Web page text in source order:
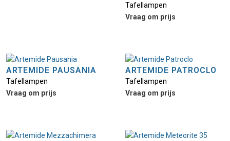
Tafellampen
Vraag om prijs
ARTEMIDE PAUSANIA
Tafellampen
Vraag om prijs
ARTEMIDE PATROCLO
Tafellampen
Vraag om prijs